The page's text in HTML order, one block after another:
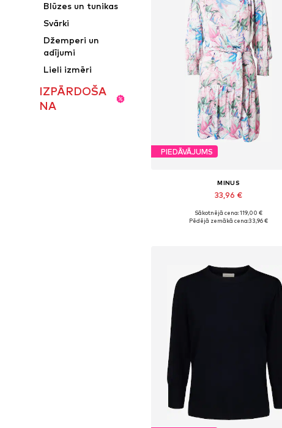
Blūzes un tunikas
Svārki
Džemperi un
adījumi
Lieli izmēri
IZPĀRDOŠA
NA
PIEDĀVĀJUMS
MINUS
33,96 €
Pieejamie izmēri: 34, 36, 38, 40, 42
Sākotnējā cena: 119,00 €
Pēdējā zemākā cena:33,96 €